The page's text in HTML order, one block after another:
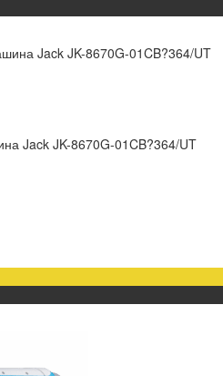
Jack JK-8670G-01CB?364/UT